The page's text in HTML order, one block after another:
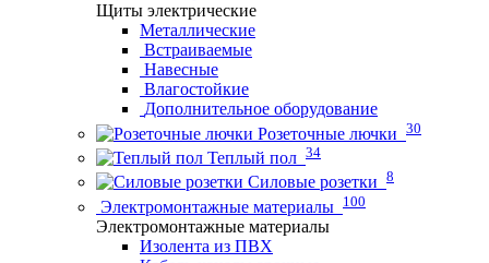
Щиты электрические
Металлические
Встраиваемые
Навесные
Влагостойкие
Дополнительное оборудование
Розеточные лючки 30
Теплый пол 34
Силовые розетки 8
Электромонтажные материалы 100
Электромонтажные материалы
Изолента из ПВХ